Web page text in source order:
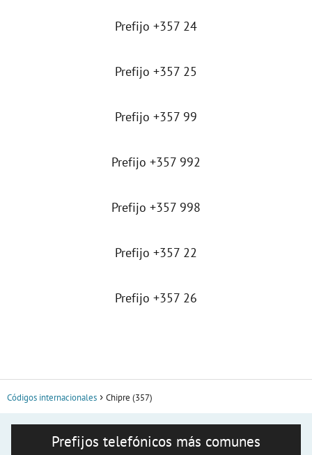
Prefijo +357 24
Prefijo +357 25
Prefijo +357 99
Prefijo +357 992
Prefijo +357 998
Prefijo +357 22
Prefijo +357 26
Códigos internacionales Chipre (357)
Prefijos telefónicos más comunes